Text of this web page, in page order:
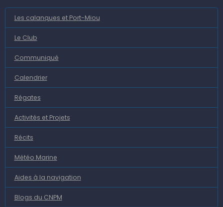
Les calanques et Port-Miou
Le Club
Communiqué
Calendrier
Régates
Activités et Projets
Récits
Météo Marine
Aides à la navigation
Blogs du CNPM